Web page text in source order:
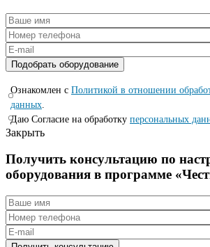
Ознакомлен с Политикой в отношении
данных
Даю Согласие на обработку персональных
Закрыть
Получить консультацию по
оборудования в программе